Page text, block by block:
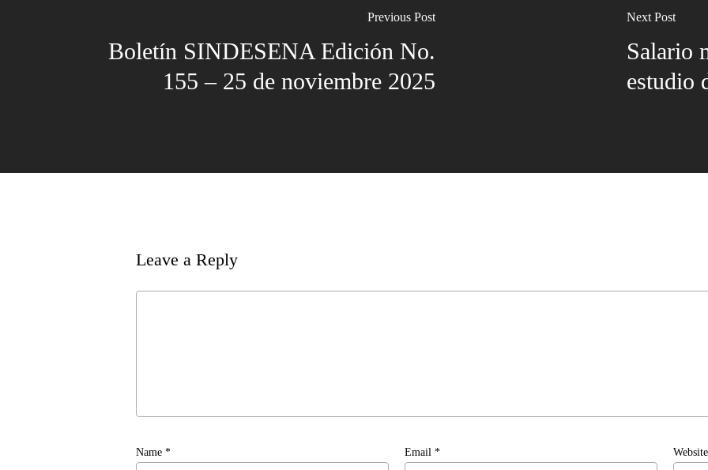
Previous Post
Boletín SINDESENA Edición No.
155 – 25 de noviembre 2025
Next Post
Salario
estudio
Leave a Reply
Name * Email * Website